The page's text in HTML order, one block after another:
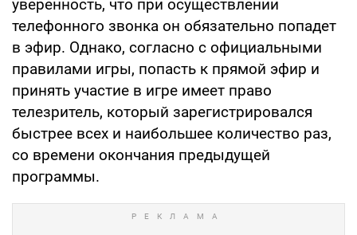
уверенность, что при осуществлении
телефонного звонка он обязательно попадет
в эфир. Однако, согласно с официальными
правилами игры, попасть к прямой эфир и
принять участие в игре имеет право
телезритель, который зарегистрировался
быстрее всех и наибольшее количество раз,
со времени окончания предыдущей
программы.